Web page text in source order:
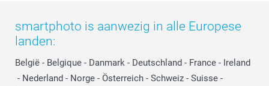
Privacy
Cookiebeleid
Reviews
Prijslijst
smartbonus
smartfriends
service@smartphoto.nl
Affiliate partnerprogramma
Moederdag
Vaderdag
Huwelijk
smartphoto is aanwezig in alle Europese
landen:
België - Belgique - Danmark - Deutschland - France - Ireland
- Nederland - Norge - Österreich - Schweiz - Suisse -